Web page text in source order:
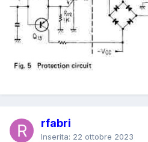
rfabri
Inserita: 22 ottobre 2023